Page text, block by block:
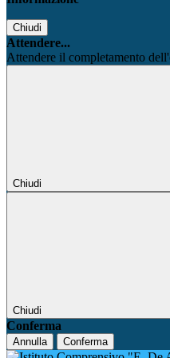
Chiudi
Attendere...
Attendere il completamento
Chiudi
Chiudi
Conferma
Annulla Conferma